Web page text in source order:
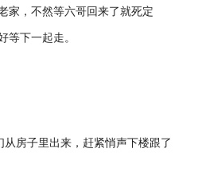
，不然等六哥回来了就死定
等下一起走。
房子里出来，赶紧悄声下楼跟了